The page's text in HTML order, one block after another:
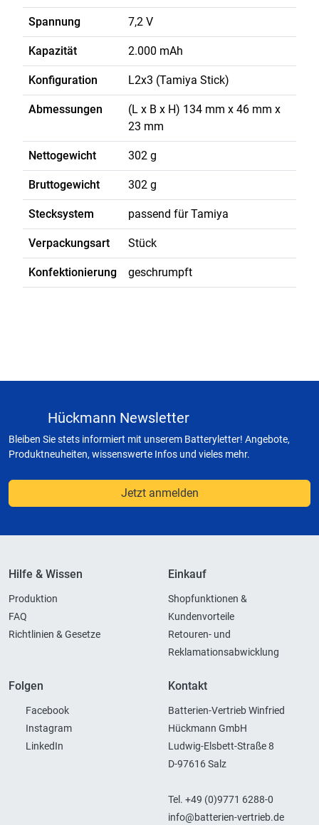
Spannung 7,2 V
Kapazität 2.000 mAh
Konfiguration L2x3 (Tamiya Stick)
Abmessungen
(L x B x H) 134 mm x 46 mm x
23 mm
Nettogewicht 302 g
Bruttogewicht 302 g
Stecksystem passend für Tamiya
Verpackungsart Stück
Konfektionierung geschrumpft
Hückmann Newsletter
Bleiben Sie stets informiert mit unserem Batteryletter! Angebote,
Produktneuheiten, wissenswerte Infos und vieles mehr.
Jetzt anmelden
Hilfe & Wissen
Produktion
FAQ
Richtlinien & Gesetze
Einkauf
Shopfunktionen &
Kundenvorteile
Retouren- und
Reklamationsabwicklung
Folgen
Facebook
Instagram
LinkedIn
Kontakt
Batterien-Vertrieb Winfried
Hückmann GmbH
Ludwig-Elsbett-Straße 8
D-97616 Salz
Tel. +49 (0)9771 6288-0
info@batterien-vertrieb.de